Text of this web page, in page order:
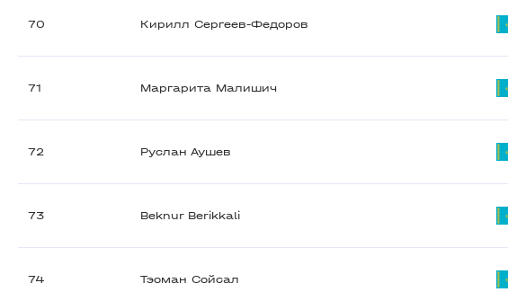
70 Кирилл Сергеев-Федоров
71 Маргарита Малишич
72 Руслан Аушев
73 Beknur Berikkali
74 Тэоман Сойсал